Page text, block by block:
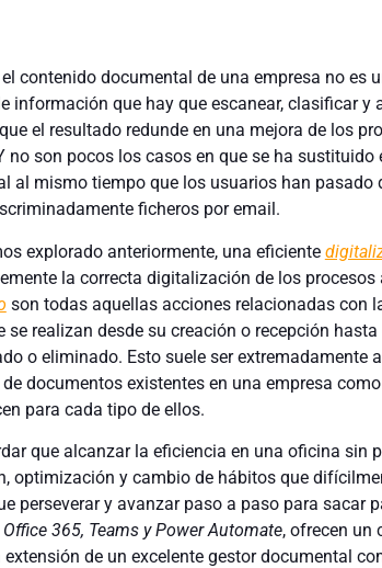
contenido documental de una empresa no es
información que hay que escanear, clasificar y
el resultado redunde en una mejora de los
no son pocos los casos en que se ha
al mismo tiempo que los usuarios han pasado
ficheros por email.
explorado anteriormente, una eficiente
la correcta digitalización de los procesos
son todas aquellas acciones relacionadas con
se realizan desde su creación o recepción
o eliminado. Esto suele ser extremadamente
documentos existentes en una empresa
para cada tipo de ellos.
que alcanzar la eficiencia en una oficina sin
optimización y cambio de hábitos que
perseverar y avanzar paso a paso para sacar
Office 365, Teams y Power Automate, ofrecen un
de un excelente gestor documental